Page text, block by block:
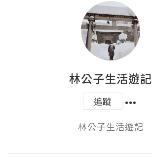
林公子生活遊記
追蹤
林公子生活遊記